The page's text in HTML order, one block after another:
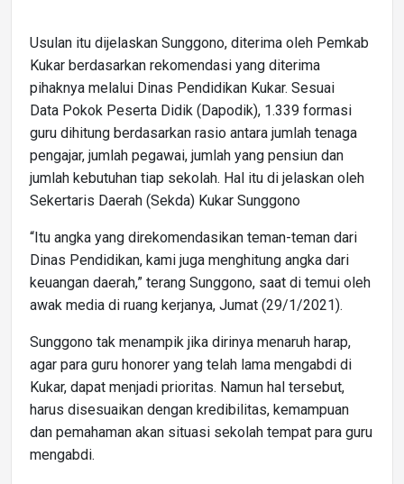
Usulan itu dijelaskan Sunggono, diterima oleh Pemkab
Kukar berdasarkan rekomendasi yang diterima
pihaknya melalui Dinas Pendidikan Kukar. Sesuai
Data Pokok Peserta Didik (Dapodik), 1.339 formasi
guru dihitung berdasarkan rasio antara jumlah tenaga
pengajar, jumlah pegawai, jumlah yang pensiun dan
jumlah kebutuhan tiap sekolah. Hal itu di jelaskan oleh
Sekertaris Daerah (Sekda) Kukar Sunggono
“Itu angka yang direkomendasikan teman-teman dari
Dinas Pendidikan, kami juga menghitung angka dari
keuangan daerah,” terang Sunggono, saat di temui oleh
awak media di ruang kerjanya, Jumat (29/1/2021).
Sunggono tak menampik jika dirinya menaruh harap,
agar para guru honorer yang telah lama mengabdi di
Kukar, dapat menjadi prioritas. Namun hal tersebut,
harus disesuaikan dengan kredibilitas, kemampuan
dan pemahaman akan situasi sekolah tempat para guru
mengabdi.